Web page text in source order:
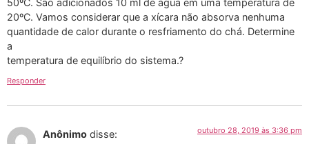
50ºC. São adicionados 10 ml de água em uma temperatura de
20ºC. Vamos considerar que a xícara não absorva nenhuma
quantidade de calor durante o resfriamento do chá. Determine
a
temperatura de equilíbrio do sistema.?
Responder
Anônimo disse: outubro 28, 2019 às 3:36 pm